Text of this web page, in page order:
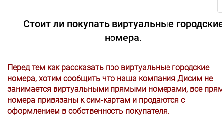
Стоит ли покупать виртуальные
номера.
Перед тем как рассказать про виртуальные городские
номера, хотим сообщить что наша компания Дисим не
занимается виртуальными прямыми номерами, все
номера привязаны к сим-картам и продаются с
оформлением в собственность покупателя.